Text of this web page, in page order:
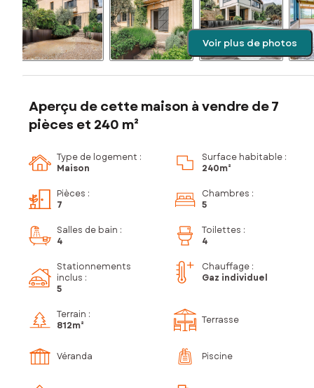
Voir plus de photos
Aperçu de cette maison à vendre de 7
pièces et 240 m²
Type de logement :
Maison
Surface habitable :
240m²
Pièces :
7
Chambres :
5
Salles de bain :
4
Toilettes :
4
Stationnements
inclus :
5
Chauffage :
Gaz individuel
Terrain :
812m²
Terrasse
Véranda Piscine